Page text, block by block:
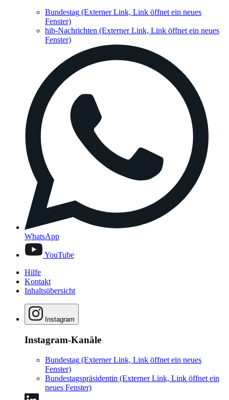
Bundestag (Externer Link, Link öffnet ein neues
Fenster)
hib-Nachrichten (Externer Link, Link öffnet ein neues
Fenster)
WhatsApp
YouTube
Hilfe
Kontakt
Inhaltsübersicht
Instagram
Instagram-Kanäle
Bundestag (Externer Link, Link öffnet ein neues
Fenster)
Bundestagspräsidentin (Externer Link, Link öffnet ein
neues Fenster)